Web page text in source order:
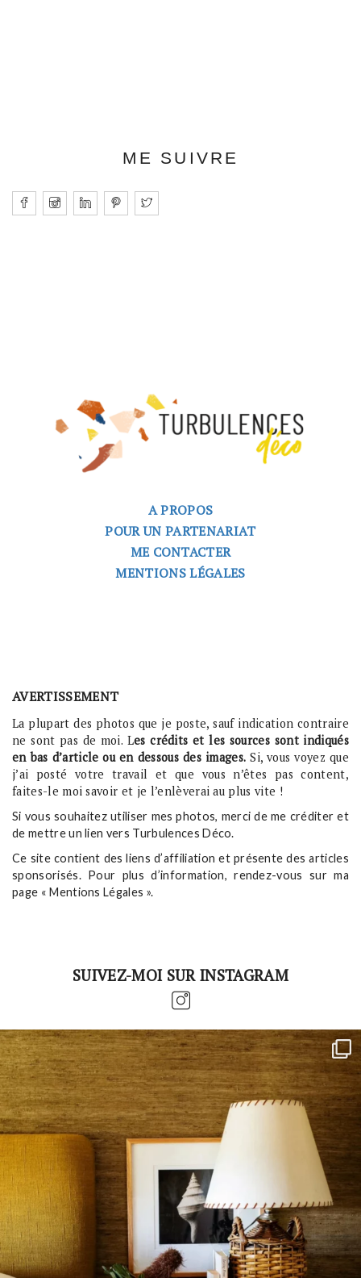
ME SUIVRE
A PROPOS
POUR UN PARTENARIAT
ME CONTACTER
MENTIONS LÉGALES
AVERTISSEMENT
La plupart des photos que je poste, sauf indication contraire
ne sont pas de moi. Les crédits et les sources sont indiqués
en bas d’article ou en dessous des images. Si, vous voyez que
j’ai posté votre travail et que vous n’êtes pas content,
faites-le moi savoir et je l’enlèverai au plus vite !
Si vous souhaitez utiliser mes photos, merci de me créditer et
de mettre un lien vers Turbulences Déco.
Ce site contient des liens d’affiliation et présente des articles
sponsorisés. Pour plus d’information, rendez-vous sur ma
page « Mentions Légales ».
SUIVEZ-MOI SUR INSTAGRAM